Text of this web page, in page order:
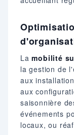
Lamobilité
la gestion de
aux
aux
saisonnière
événements
locaux, ou